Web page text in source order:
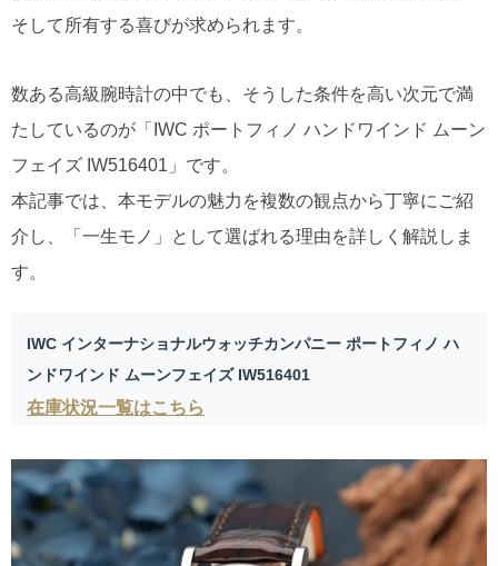
そして所有する喜びが求められます。
数ある高級腕時計の中でも、そうした条件を高い次元で満
たしているのが「IWC ポートフィノ ハンドワインド ムーン
フェイズ IW516401」です。
本記事では、本モデルの魅力を複数の観点から丁寧にご紹
介し、「一生モノ」として選ばれる理由を詳しく解説しま
す。
IWC インターナショナルウォッチカンパニー ポートフィノ ハ
ンドワインド ムーンフェイズ IW516401
在庫状況一覧はこちら